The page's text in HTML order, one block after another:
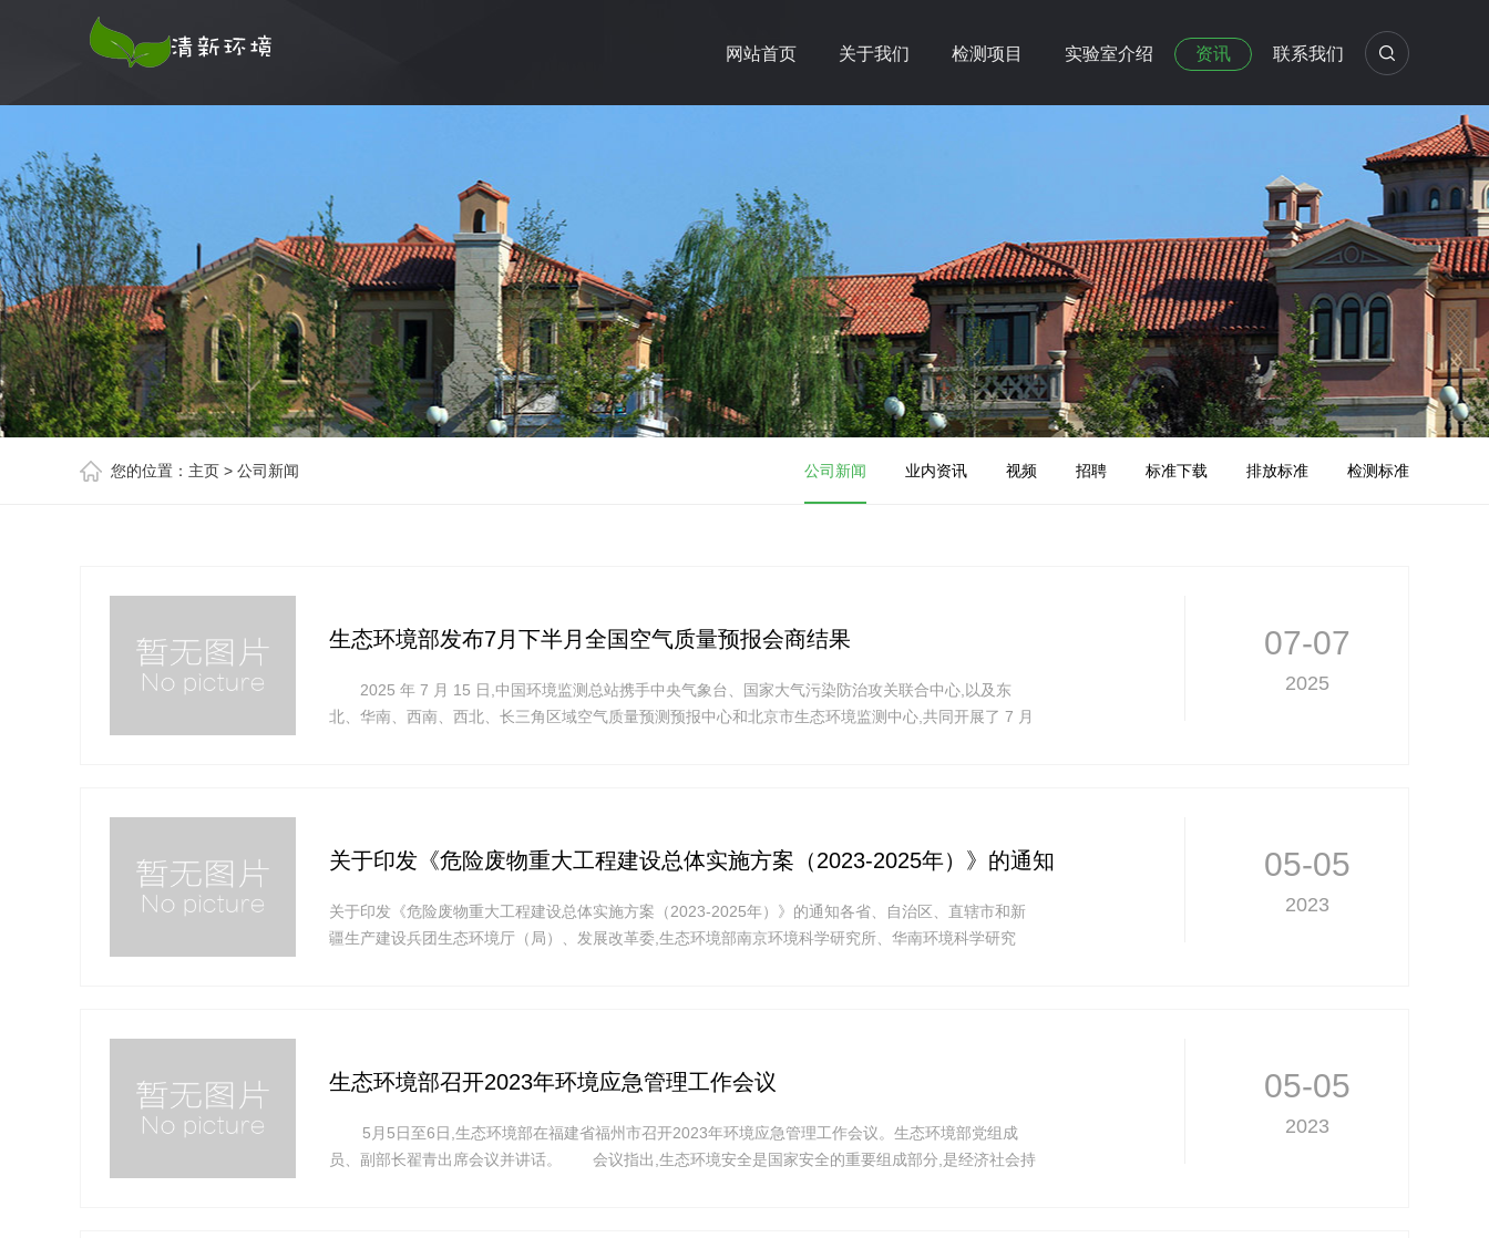
网站首页 关于我们 检测项目 实验室介绍 资讯 联系我们
您的位置： 主页 > 公司新闻 公司新闻 业内资讯 视频 招聘 标准下载 排放标准 检测标准
07-07
2025
生态环境部发布7月下半月全国空气质量预报会商结果
2025 年 7 月 15 日,中国环境监测总站携手中央气象台、国家大气污染防治攻关联合中心,以及东
北、华南、西南、西北、长三角区域空气质量预测预报中心和北京市生态环境监测中心,共同开展了 7 月
05-05
2023
关于印发《危险废物重大工程建设总体实施方案（2023-2025年）》的通知
关于印发《危险废物重大工程建设总体实施方案（2023-2025年）》的通知各省、自治区、直辖市和新
疆生产建设兵团生态环境厅（局）、发展改革委,生态环境部南京环境科学研究所、华南环境科学研究
05-05
2023
生态环境部召开2023年环境应急管理工作会议
5月5日至6日,生态环境部在福建省福州市召开2023年环境应急管理工作会议。生态环境部党组成
员、副部长翟青出席会议并讲话。 会议指出,生态环境安全是国家安全的重要组成部分,是经济社会持